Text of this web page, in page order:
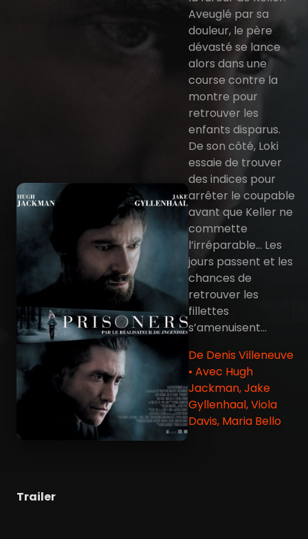
Aveuglé par sa
douleur, le père
dévasté se lance
alors dans une
course contre la
montre pour
retrouver les
enfants disparus.
De son côté, Loki
essaie de trouver
des indices pour
arrêter le coupable
avant que Keller ne
commette
l’irréparable… Les
jours passent et les
chances de
retrouver les
fillettes
s’amenuisent…
De Denis Villeneuve
• Avec Hugh
Jackman, Jake
Gyllenhaal, Viola
Davis, Maria Bello
Trailer